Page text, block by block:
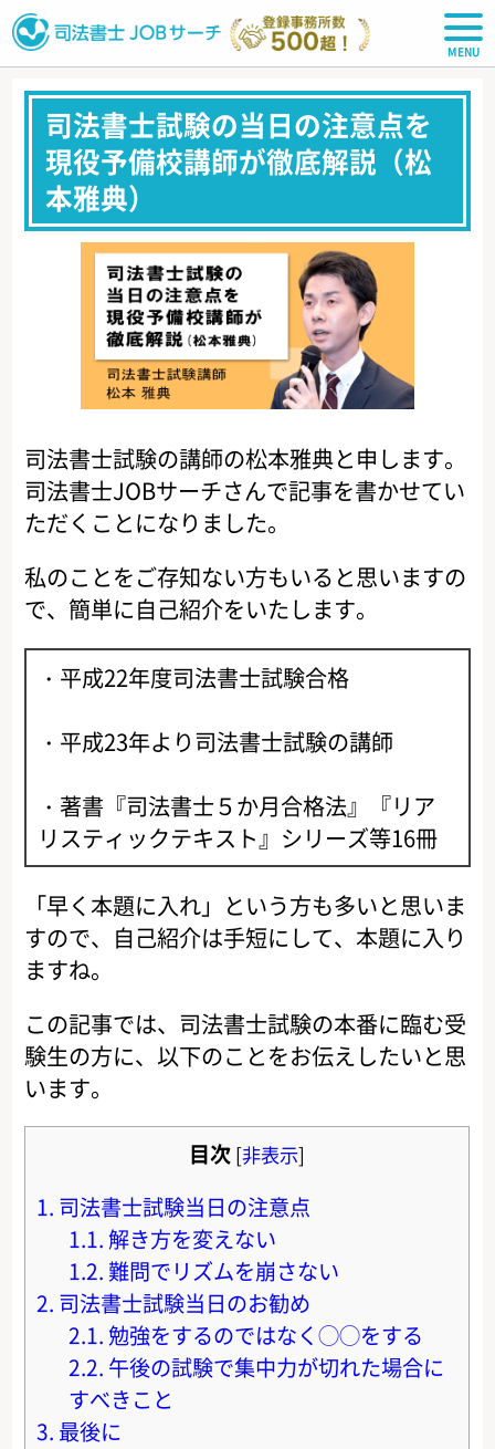
司法書士JOBサーチ
司法書士試験の当日の注意点を
現役予備校講師が徹底解説（松
本雅典）
司法書士試験の講師の松本雅典と申します。
司法書士JOBサーチさんで記事を書かせてい
ただくことになりました。
私のことをご存知ない方もいると思いますの
で、簡単に自己紹介をいたします。
・平成22年度司法書士試験合格
・平成23年より司法書士試験の講師
・著書『司法書士５か月合格法』『リア
リスティックテキスト』シリーズ等16冊
「早く本題に入れ」という方も多いと思いま
すので、自己紹介は手短にして、本題に入り
ますね。
この記事では、司法書士試験の本番に臨む受
験生の方に、以下のことをお伝えしたいと思
います。
目次 [非表示]
1. 司法書士試験当日の注意点
1.1.解き方を変えない
1.2.難問でリズムを崩さない
2. 司法書士試験当日のお勧め
2.1.勉強をするのではなく◯◯をする
2.2. 午後の試験で集中力が切れた場合に
すべきこと
3. 最後に